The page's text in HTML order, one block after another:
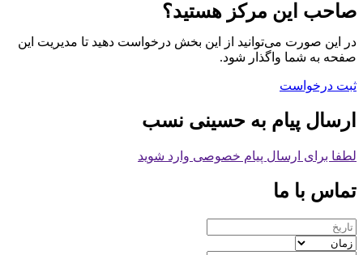
صاحب این مرکز هستید؟
در این صورت می‌توانید از این بخش درخواست دهید تا مدیریت این
صفحه به شما واگذار شود.
ثبت درخواست
ارسال پیام به حسینی نسب
لطفا برای ارسال پیام خصوصی وارد شوید
تماس با ما